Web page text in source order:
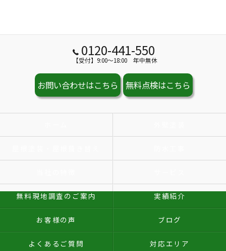
0120-441-550
【受付】9:00～18:00 年中無休
お問い合わせはこちら 無料点検はこちら
無料現地調査のご案内 実績紹介
お客様の声 ブログ
よくあるご質問 対応エリア